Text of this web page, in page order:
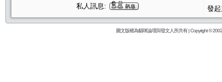
發
私人訊息:
圖文版權為貓咪論壇與發文人所共有 | Copyright ©